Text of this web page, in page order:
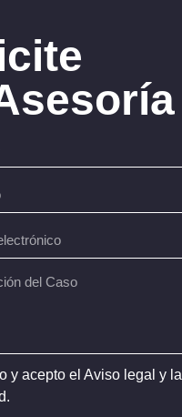
y acepto el Aviso legal y la
.